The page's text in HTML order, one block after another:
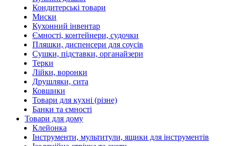
Кондитерські товари
Миски
Кухонний інвентар
Ємності, контейнери, судочки
Пляшки, диспенсери для соусів
Сушки, підставки, органайзери
Терки
Лійки, воронки
Друшляки, сита
Ковшики
Товари для кухні (різне)
Банки та ємності
Товари для дому
Клейонка
Інструменти, мультитули, ящики для інструментів